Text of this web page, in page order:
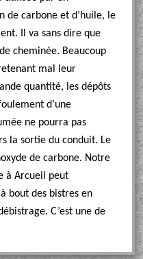
de carbone et d’huile, le
Il va sans dire que
cheminée. Beaucoup
mal leur
quantité, les dépôts
d’une
ne pourra pas
la sortie du conduit. Le
de carbone. Notre
à Arcueil peut
bout des bistres en
C’est une de